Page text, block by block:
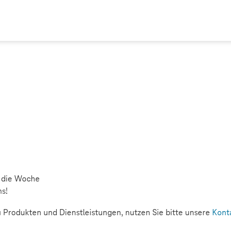
Woche
und Dienstleistungen, nutzen Sie bitte unsere